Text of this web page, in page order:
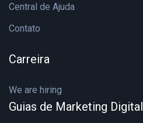
Central de Ajuda
Contato
Carreira
We are hiring
Guias de Marketing Digital